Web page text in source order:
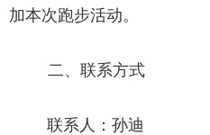
加本次跑步活动。
二、联系方式
联系人：孙迪